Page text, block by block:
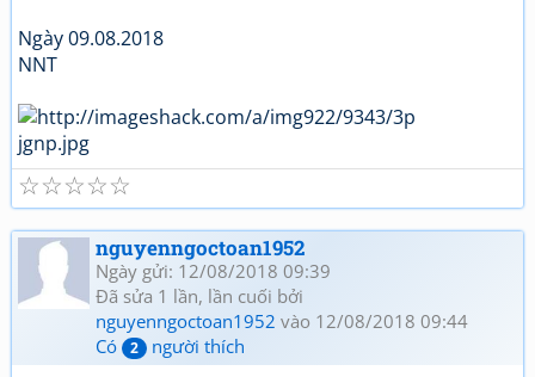
Ngày 09.08.2018
NNT
☆
☆
☆
☆
☆
nguyenngoctoan1952
Ngày gửi: 12/08/2018 09:39
Đã sửa 1 lần, lần cuối bởi
nguyenngoctoan1952 vào 12/08/2018 09:44
Có
2 người thích